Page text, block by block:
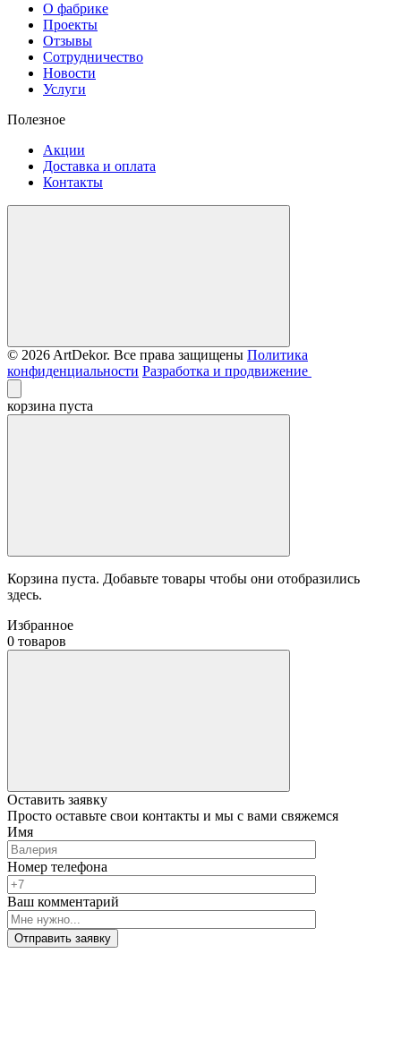
О фабрике
Проекты
Отзывы
Сотрудничество
Новости
Услуги
Полезное
Акции
Доставка и оплата
Контакты
© 2026 ArtDekor. Все права защищены Политика
конфиденциальности Разработка и продвижение
корзина пуста
Корзина пуста. Добавьте товары чтобы они отобразились
здесь.
Избранное
0 товаров
Оставить заявку
Просто оставьте свои контакты и мы с вами свяжемся
Имя
Номер телефона
Ваш комментарий
Отправить заявку